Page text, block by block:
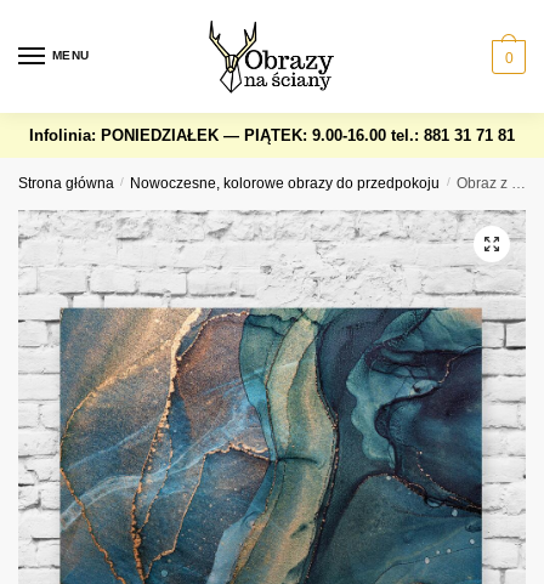
navigation
content
MENU 0
Infolinia: PONIEDZIAŁEK — PIĄTEK: 9.00-16.00 tel.: 881 31 71 81
Strona główna / Nowoczesne, kolorowe obrazy do przedpokoju / Obraz z abstrakcyjnymi konturami